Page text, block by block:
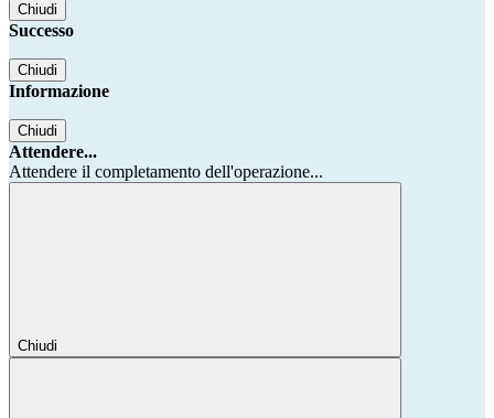
Chiudi
Successo
Chiudi
Informazione
Chiudi
Attendere...
Attendere il completamento dell'operazione...
Chiudi